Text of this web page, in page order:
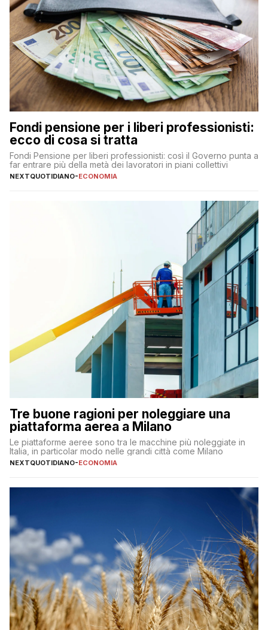
Fondi pensione per i liberi professionisti:
ecco di cosa si tratta
Fondi Pensione per liberi professionisti: così il Governo punta a
far entrare più della metà dei lavoratori in piani collettivi
NEXTQUOTIDIANO-ECONOMIA
Tre buone ragioni per noleggiare una
piattaforma aerea a Milano
Le piattaforme aeree sono tra le macchine più noleggiate in
Italia, in particolar modo nelle grandi città come Milano
NEXTQUOTIDIANO-ECONOMIA